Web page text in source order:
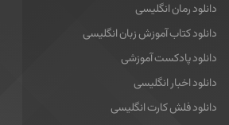
دانلود رمان انگلیسی
دانلود کتاب آموزش زبان انگلیسی
دانلود پادکست آموزشی
دانلود اخبار انگلیسی
دانلود فلش کارت انگلیسی